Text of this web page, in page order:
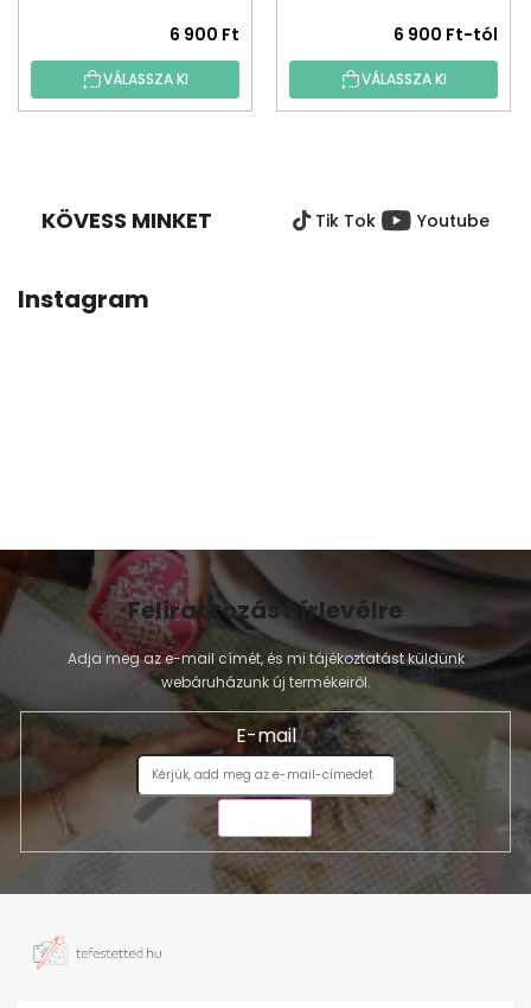
6 900 Ft
VÁLASSZA KI
6 900 Ft-tól
VÁLASSZA KI
KÖVESS MINKET Tik Tok Youtube
Instagram
Feliratkozás hírlevélre
Adja meg az e-mail címét, és mi tájékoztatást küldünk
webáruházunk új termékeiről.
E-mail